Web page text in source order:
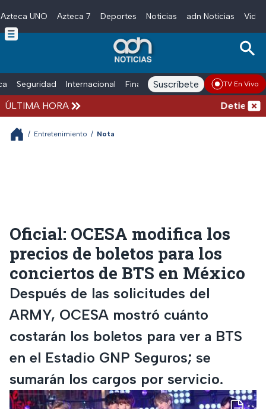
Skip to main content
Azteca UNO Azteca 7 Deportes Noticias adn Noticias
Seguridad Internacional Finanzas adn Noticias Radio
Suscríbete TV En Vivo
ÚLTIMA HORA Detienen
/ Entretenimiento / Nota
Oficial: OCESA modifica los
precios de boletos para los
conciertos de BTS en México
Después de las solicitudes del
ARMY, OCESA mostró cuánto
costarán los boletos para ver a BTS
en el Estadio GNP Seguros; se
sumarán los cargos por servicio.